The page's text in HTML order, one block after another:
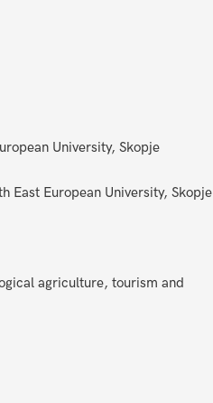
University, Skopje
East European University, Skopje
agriculture, tourism and